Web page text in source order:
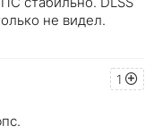
не видел.
1